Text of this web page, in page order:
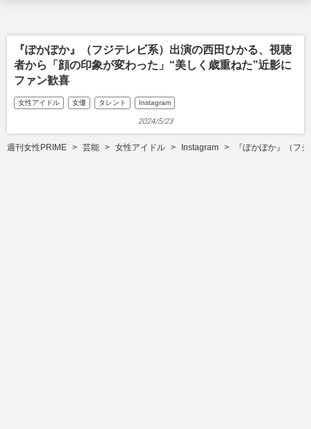
『ぽかぽか』（フジテレビ系）出演の西田ひかる、視聴
者から「顔の印象が変わった」“美しく歳重ねた”近影に
ファン歓喜
女性アイドル 女優 タレント Instagram
2024/5/23
週刊女性PRIME 芸能 女性アイドル Instagram 『ぽかぽか』（フ